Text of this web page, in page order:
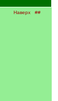
Наверх ##